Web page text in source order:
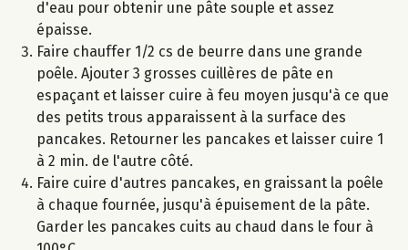
d'eau pour obtenir une pâte souple et assez
épaisse.
Faire chauffer 1/2 cs de beurre dans une grande
poêle. Ajouter 3 grosses cuillères de pâte en
espaçant et laisser cuire à feu moyen jusqu'à ce que
des petits trous apparaissent à la surface des
pancakes. Retourner les pancakes et laisser cuire 1
à 2 min. de l'autre côté.
Faire cuire d'autres pancakes, en graissant la poêle
à chaque fournée, jusqu'à épuisement de la pâte.
Garder les pancakes cuits au chaud dans le four à